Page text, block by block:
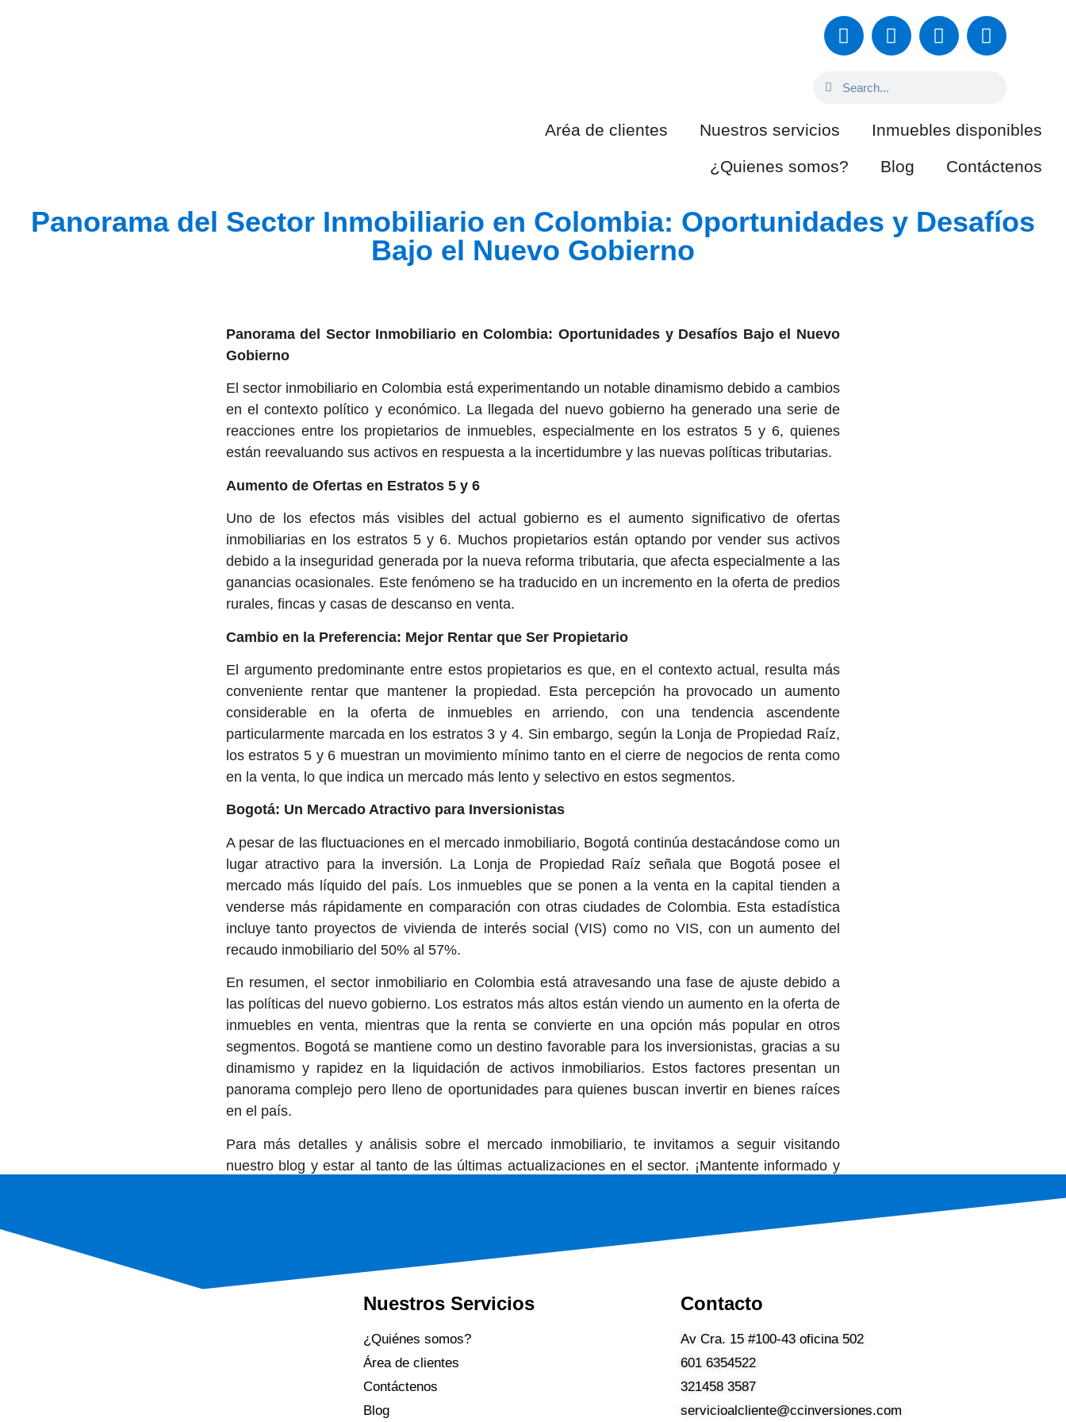
Aréa de clientes Nuestros servicios
Inmuebles disponibles
¿Quienes somos?
Blog Contáctenos
Oportunidades y Desafíos Bajo el Nuevo Gobierno
Panorama del Sector Inmobiliario en Colombia: Oportunidades y Desafíos
Bajo el Nuevo Gobierno
Panorama del Sector Inmobiliario en Colombia: Oportunidades y Desafíos Bajo el Nuevo
Gobierno
El sector inmobiliario en Colombia está experimentando un notable dinamismo debido a cambios
en el contexto político y económico. La llegada del nuevo gobierno ha generado una serie de
reacciones entre los propietarios de inmuebles, especialmente en los estratos 5 y 6, quienes
están reevaluando sus activos en respuesta a la incertidumbre y las nuevas políticas tributarias.
Aumento de Ofertas en Estratos 5 y 6
Uno de los efectos más visibles del actual gobierno es el aumento significativo de ofertas
inmobiliarias en los estratos 5 y 6. Muchos propietarios están optando por vender sus activos
debido a la inseguridad generada por la nueva reforma tributaria, que afecta especialmente a las
ganancias ocasionales. Este fenómeno se ha traducido en un incremento en la oferta de predios
rurales, fincas y casas de descanso en venta.
Cambio en la Preferencia: Mejor Rentar que Ser Propietario
El argumento predominante entre estos propietarios es que, en el contexto actual, resulta más
conveniente rentar que mantener la propiedad. Esta percepción ha provocado un aumento
considerable en la oferta de inmuebles en arriendo, con una tendencia ascendente
particularmente marcada en los estratos 3 y 4. Sin embargo, según la Lonja de Propiedad Raíz,
los estratos 5 y 6 muestran un movimiento mínimo tanto en el cierre de negocios de renta como
en la venta, lo que indica un mercado más lento y selectivo en estos segmentos.
Bogotá: Un Mercado Atractivo para Inversionistas
A pesar de las fluctuaciones en el mercado inmobiliario, Bogotá continúa destacándose como un
lugar atractivo para la inversión. La Lonja de Propiedad Raíz señala que Bogotá posee el
mercado más líquido del país. Los inmuebles que se ponen a la venta en la capital tienden a
venderse más rápidamente en comparación con otras ciudades de Colombia. Esta estadística
incluye tanto proyectos de vivienda de interés social (VIS) como no VIS, con un aumento del
recaudo inmobiliario del 50% al 57%.
En resumen, el sector inmobiliario en Colombia está atravesando una fase de ajuste debido a
las políticas del nuevo gobierno. Los estratos más altos están viendo un aumento en la oferta de
inmuebles en venta, mientras que la renta se convierte en una opción más popular en otros
segmentos. Bogotá se mantiene como un destino favorable para los inversionistas, gracias a su
dinamismo y rapidez en la liquidación de activos inmobiliarios. Estos factores presentan un
panorama complejo pero lleno de oportunidades para quienes buscan invertir en bienes raíces
en el país.
Para más detalles y análisis sobre el mercado inmobiliario, te invitamos a seguir visitando
nuestro blog y estar al tanto de las últimas actualizaciones en el sector. ¡Mantente informado y
Nuestros Servicios
¿Quiénes somos?
Área de clientes
Contáctenos
Blog
Contacto
Av Cra. 15 #100-43 oficina 502
601 6354522
321458 3587
servicioalcliente@ccinversiones.com